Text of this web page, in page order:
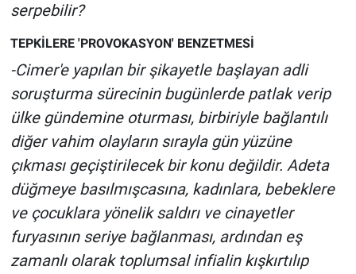
serpebilir?
TEPKİLERE 'PROVOKASYON' BENZETMESİ
-Cimer'e yapılan bir şikayetle başlayan adli
soruşturma sürecinin bugünlerde patlak verip
ülke gündemine oturması, birbiriyle bağlantılı
diğer vahim olayların sırayla gün yüzüne
çıkması geçiştirilecek bir konu değildir. Adeta
düğmeye basılmışcasına, kadınlara, bebeklere
ve çocuklara yönelik saldırı ve cinayetler
furyasının seriye bağlanması, ardından eş
zamanlı olarak toplumsal infialin kışkırtılıp